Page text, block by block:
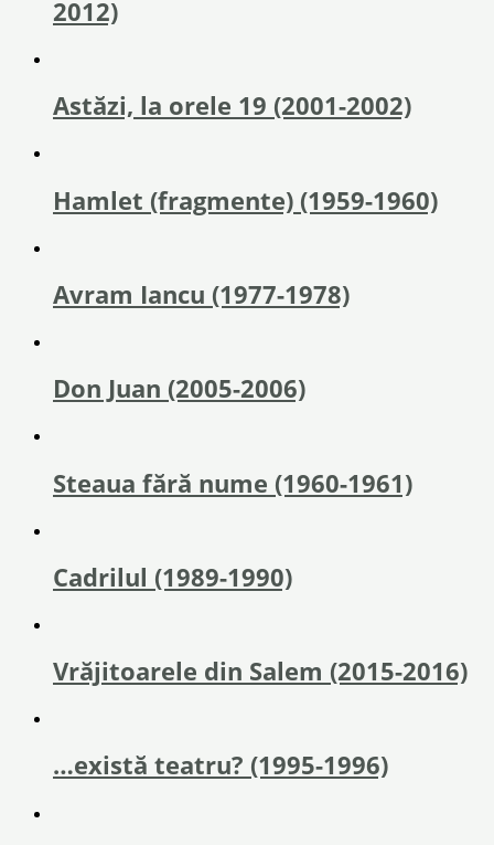
2012)
Astăzi, la orele 19 (2001-2002)
Hamlet (fragmente) (1959-1960)
Avram Iancu (1977-1978)
Don Juan (2005-2006)
Steaua fără nume (1960-1961)
Cadrilul (1989-1990)
Vrăjitoarele din Salem (2015-2016)
…există teatru? (1995-1996)